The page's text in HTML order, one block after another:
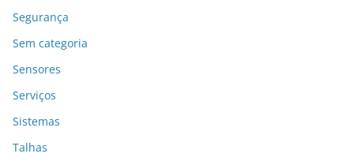
Segurança
Sem categoria
Sensores
Serviços
Sistemas
Talhas